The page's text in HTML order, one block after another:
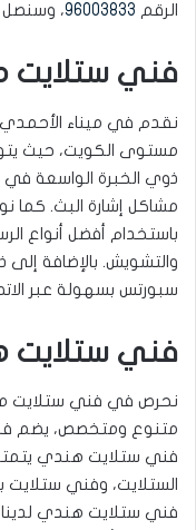
الرقم 96003833،
فني ستلايت
نقدم في ميناء
مستوى الكويت، حيث
ذوي الخبرة الواسعة في
مشاكل إشارة البث. كما
باستخدام أفضل أنواع
والتشويش. بالإضافة
سبورتس بسهولة عبر
فني ستلايت
نحرص في فني ستلايت
متنوع ومتخصص، يضم
فني ستلايت هندي
الستلايت، وفني ستلايت
فني ستلايت هندي لدينا